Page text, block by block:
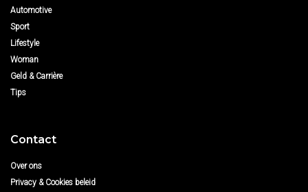
Automotive
Sport
Lifestyle
Woman
Geld & Carrière
Tips
Contact
Over ons
Privacy & Cookies beleid